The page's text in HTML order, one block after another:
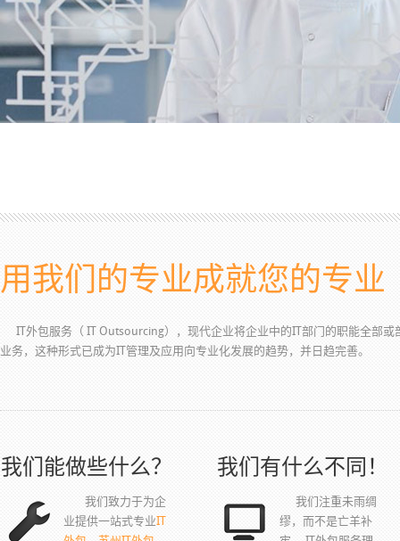
用我们的专业成就您的专业
IT外包服务（ IT Outsourcing），现代企业将企业中的IT部门的职能全部或
业务，这种形式已成为IT管理及应用向专业化发展的趋势，并日趋完善。
我们能做些什么？
我们致力于为企
业提供一站式专业IT
我们有什么不同！
我们注重未雨绸
缪，而不是亡羊补